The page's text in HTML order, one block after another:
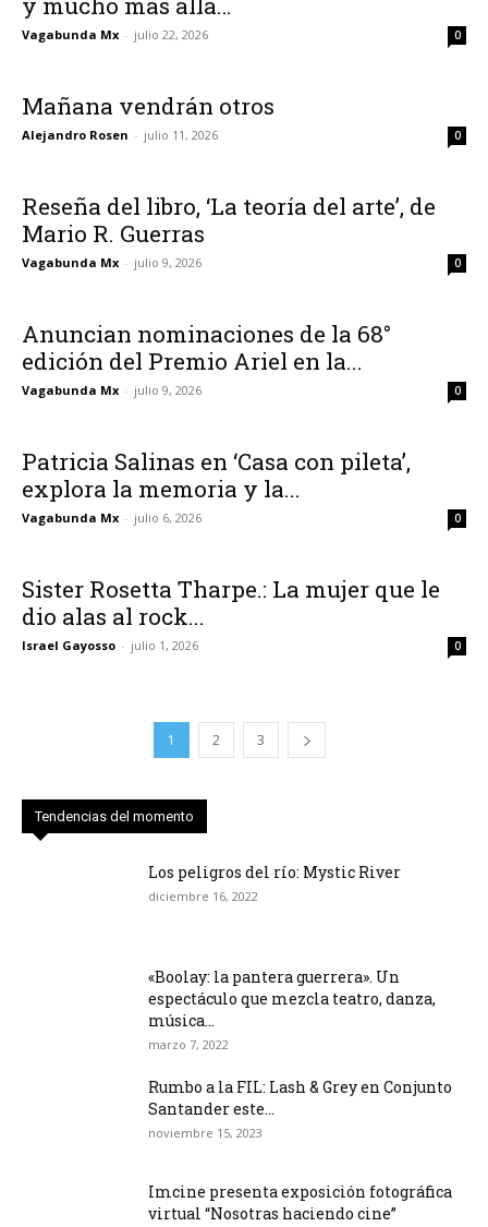
Vagabunda Mx - julio 22, 2026 0
Mañana vendrán otros
Alejandro Rosen - julio 11, 2026 0
Reseña del libro, ‘La teoría del arte’, de
Mario R. Guerras
Vagabunda Mx - julio 9, 2026 0
Anuncian nominaciones de la 68°
edición del Premio Ariel en la...
Vagabunda Mx - julio 9, 2026 0
Patricia Salinas en ‘Casa con pileta’,
explora la memoria y la...
Vagabunda Mx - julio 6, 2026 0
Sister Rosetta Tharpe.: La mujer que le
dio alas al rock...
Israel Gayosso - julio 1, 2026 0
1 2 3
Tendencias del momento
Los peligros del río: Mystic River
diciembre 16, 2022
«Boolay: la pantera guerrera». Un
espectáculo que mezcla teatro, danza,
música...
marzo 7, 2022
Rumbo a la FIL: Lash & Grey en Conjunto
Santander este...
noviembre 15, 2023
Imcine presenta exposición fotográfica
virtual “Nosotras haciendo cine”